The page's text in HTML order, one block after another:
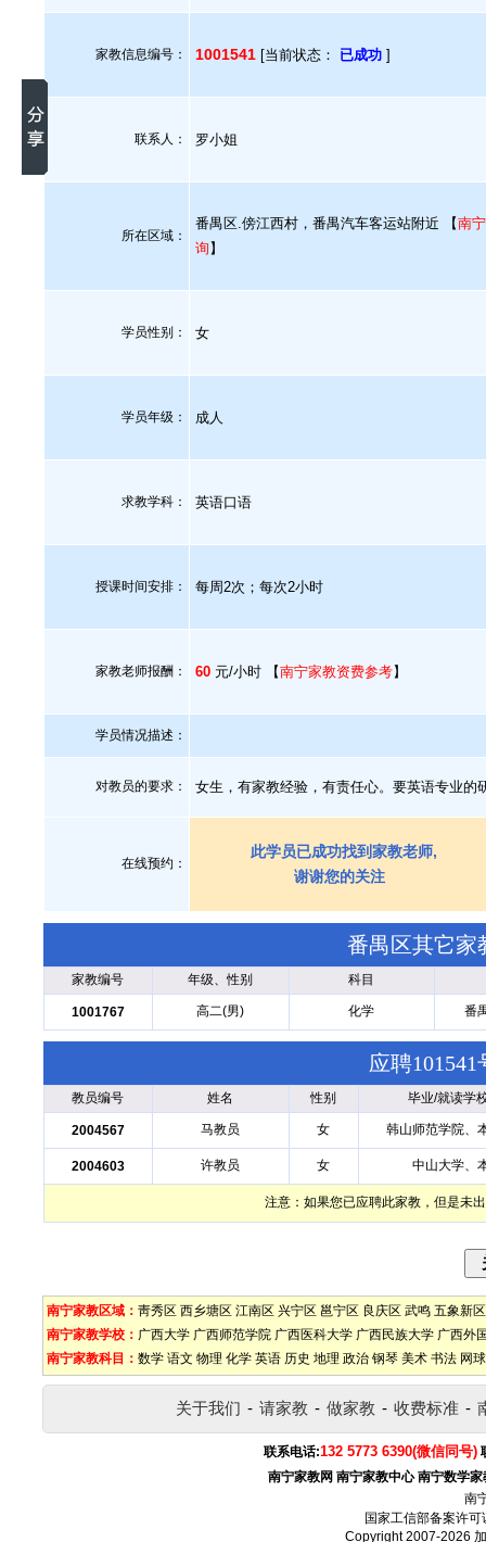
家教信息编号： 1001541 [当前状态： 已成功 ]
联系人： 罗小姐
所在区域：
番禺区.傍江西村，番禺汽车客运站附近 【南
询 】
学员性别： 女
学员年级： 成人
求教学科： 英语口语
授课时间安排： 每周2次；每次2小时
家教老师报酬： 60 元/小时 【南宁家教资费参考】
学员情况描述：
对教员的要求： 女生，有家教经验，有责任心。要英语专业的
在线预约：
此学员已成功找到家教老师,
谢谢您的关注
番禺区其它家
家教编号 年级、性别 科目
1001767 高二(男) 化学 番
应聘
教员编号 姓名 性别 毕业/就读学
2004567 马教员 女 韩山师范学院、
2004603 许教员 女 中山大学、
注意：如果您已应聘此家教，但是未
南宁家教区域： 靑秀区 西乡塘区 江南区 兴宁区 邕宁区 良庆区 武鸣 五象新区
南宁家教学校： 广西大学 广西师范学院 广西医科大学 广西民族大学 广西外
南宁家教科目： 数学 语文 物理 化学 英语 历史 地理 政治 钢琴 美术 书法 网球
关于我们 - 请家教 - 做家教 - 收费标准 -
联系电话:132 5773 6390(微信同号)
南宁家教网 南宁家教中心 南宁数学家
南
国家工信部备案许可
Copyright 2007-2026